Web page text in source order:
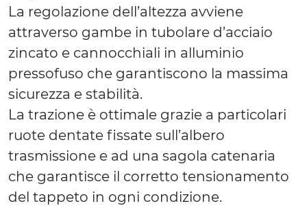
La regolazione dell’altezza avviene
attraverso gambe in tubolare d’acciaio
zincato e cannocchiali in alluminio
pressofuso che garantiscono la massima
sicurezza e stabilità.
La trazione è ottimale grazie a particolari
ruote dentate fissate sull’albero
trasmissione e ad una sagola catenaria
che garantisce il corretto tensionamento
del tappeto in ogni condizione.